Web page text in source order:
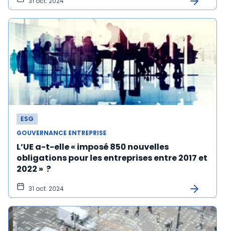
ESG
GOUVERNANCE ENTREPRISE
L’UE a-t-elle « imposé 850 nouvelles
obligations pour les entreprises entre 2017 et
2022 » ?
31 oct. 2024